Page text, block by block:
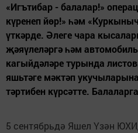
«Игътибар - балалар!»
күренеп йөр!» һәм
үткәрде. Әлеге чара
җәяүлеләргә һәм
кагыйдәләре турында
яшьтәге мәктәп
тәртибен күрсәтте.
5 сентябрьдә Яшел Үзән